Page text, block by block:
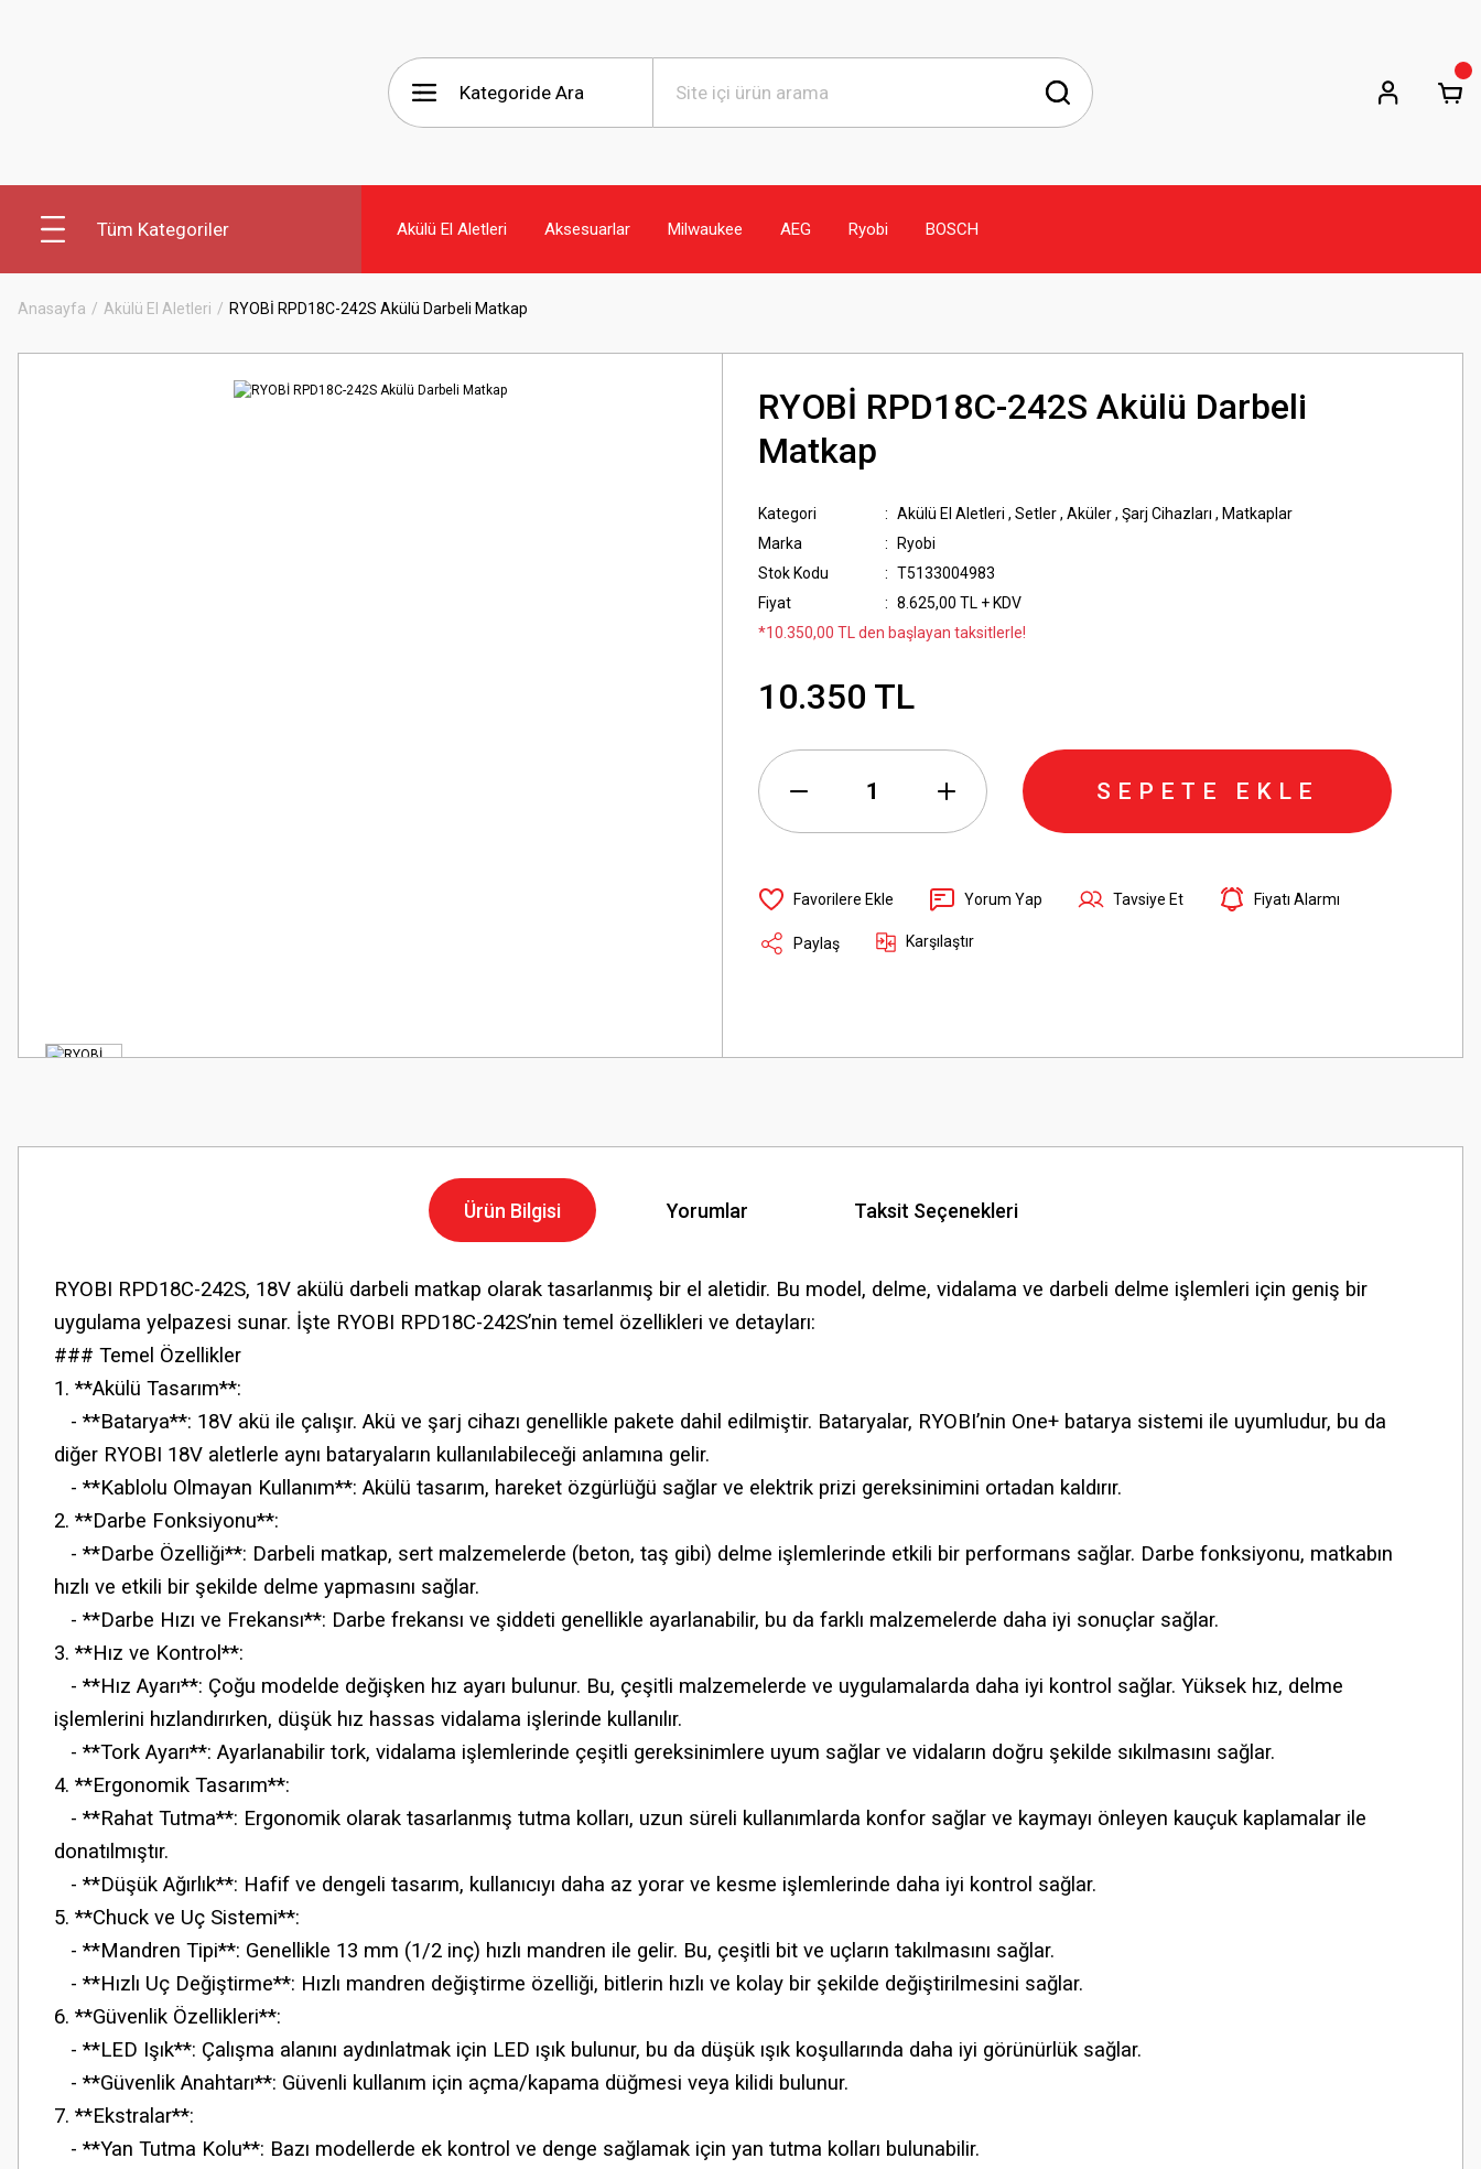
Tüm Kategoriler Akülü El Aletleri Aksesuarlar Milwaukee AEG Ryobi BOSCH
Anasayfa Akülü El Aletleri RYOBİ RPD18C-242S Akülü Darbeli Matkap
RYOBİ RPD18C-242S Akülü Darbeli
Matkap
Kategori Akülü El Aletleri , Setler, Aküler, Şarj Cihazları , Matkaplar
Marka
Ryobi
Stok Kodu
T5133004983
Fiyat
8.625,00 TL + KDV
*10.350,00 TL den başlayan taksitlerle!
10.350 TL
SEPETE EKLE
Yorum Yap Tavsiye Et Fiyatı Alarmı
Paylaş Karşılaştır
Ürün Bilgisi Yorumlar Taksit Seçenekleri
RYOBI RPD18C-242S, 18V akülü darbeli matkap olarak tasarlanmış bir el aletidir. Bu model, delme, vidalama ve darbeli delme işlemleri için geniş bir
uygulama yelpazesi sunar. İşte RYOBI RPD18C-242S’nin temel özellikleri ve detayları:
### Temel Özellikler
1. **Akülü Tasarım**:
- **Batarya**: 18V akü ile çalışır. Akü ve şarj cihazı genellikle pakete dahil edilmiştir. Bataryalar, RYOBI’nin One+ batarya sistemi ile uyumludur, bu da
diğer RYOBI 18V aletlerle aynı bataryaların kullanılabileceği anlamına gelir.
- **Kablolu Olmayan Kullanım**: Akülü tasarım, hareket özgürlüğü sağlar ve elektrik prizi gereksinimini ortadan kaldırır.
2. **Darbe Fonksiyonu**:
- **Darbe Özelliği**: Darbeli matkap, sert malzemelerde (beton, taş gibi) delme işlemlerinde etkili bir performans sağlar. Darbe fonksiyonu, matkabın
hızlı ve etkili bir şekilde delme yapmasını sağlar.
- **Darbe Hızı ve Frekansı**: Darbe frekansı ve şiddeti genellikle ayarlanabilir, bu da farklı malzemelerde daha iyi sonuçlar sağlar.
3. **Hız ve Kontrol**:
- **Hız Ayarı**: Çoğu modelde değişken hız ayarı bulunur. Bu, çeşitli malzemelerde ve uygulamalarda daha iyi kontrol sağlar. Yüksek hız, delme
işlemlerini hızlandırırken, düşük hız hassas vidalama işlerinde kullanılır.
- **Tork Ayarı**: Ayarlanabilir tork, vidalama işlemlerinde çeşitli gereksinimlere uyum sağlar ve vidaların doğru şekilde sıkılmasını sağlar.
4. **Ergonomik Tasarım**:
- **Rahat Tutma**: Ergonomik olarak tasarlanmış tutma kolları, uzun süreli kullanımlarda konfor sağlar ve kaymayı önleyen kauçuk kaplamalar ile
donatılmıştır.
- **Düşük Ağırlık**: Hafif ve dengeli tasarım, kullanıcıyı daha az yorar ve kesme işlemlerinde daha iyi kontrol sağlar.
5. **Chuck ve Uç Sistemi**:
- **Mandren Tipi**: Genellikle 13 mm (1/2 inç) hızlı mandren ile gelir. Bu, çeşitli bit ve uçların takılmasını sağlar.
- **Hızlı Uç Değiştirme**: Hızlı mandren değiştirme özelliği, bitlerin hızlı ve kolay bir şekilde değiştirilmesini sağlar.
6. **Güvenlik Özellikleri**:
- **LED Işık**: Çalışma alanını aydınlatmak için LED ışık bulunur, bu da düşük ışık koşullarında daha iyi görünürlük sağlar.
- **Güvenlik Anahtarı**: Güvenli kullanım için açma/kapama düğmesi veya kilidi bulunur.
7. **Ekstralar**:
- **Yan Tutma Kolu**: Bazı modellerde ek kontrol ve denge sağlamak için yan tutma kolları bulunabilir.